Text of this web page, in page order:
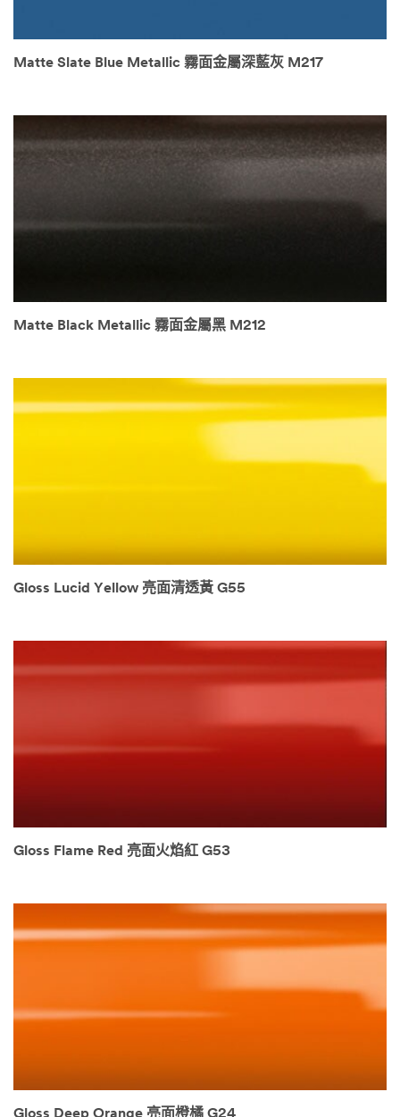
Matte Slate Blue Metallic 霧面金屬深藍灰 M217
Matte Black Metallic 霧面金屬黑 M212
Gloss Lucid Yellow 亮面清透黃 G55
Gloss Flame Red 亮面火焰紅 G53